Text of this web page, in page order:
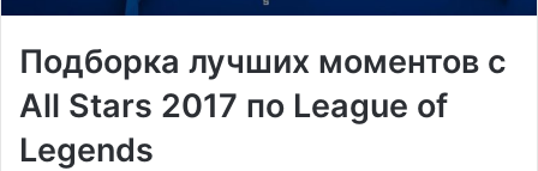
Подборка лучших моментов с
All Stars 2017 по League of
Legends